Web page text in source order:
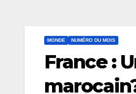
MONDE NUMÉRO DU MOIS
France :